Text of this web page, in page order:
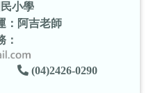
小學
阿吉老師
(04)2426-0290